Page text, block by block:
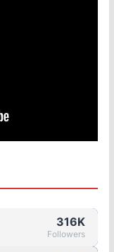
316K
Followers